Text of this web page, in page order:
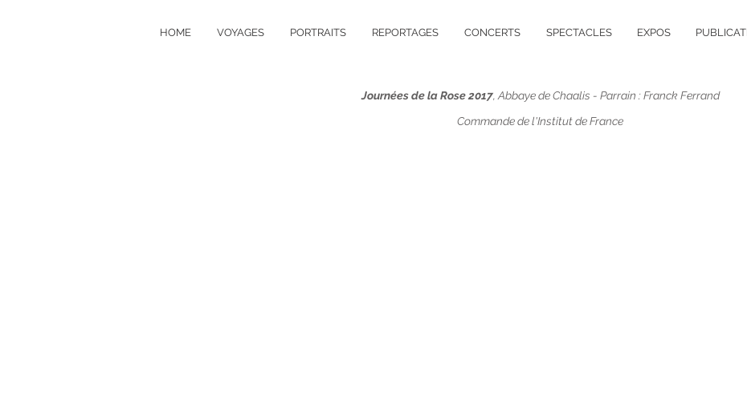
HOME VOYAGES PORTRAITS REPORTAGES CONCERTS SPECTACLES EXPOS
Journées de la Rose 2017, Abbaye de Chaalis - Parrain : Franck Ferrand
Commande de l'Institut de France